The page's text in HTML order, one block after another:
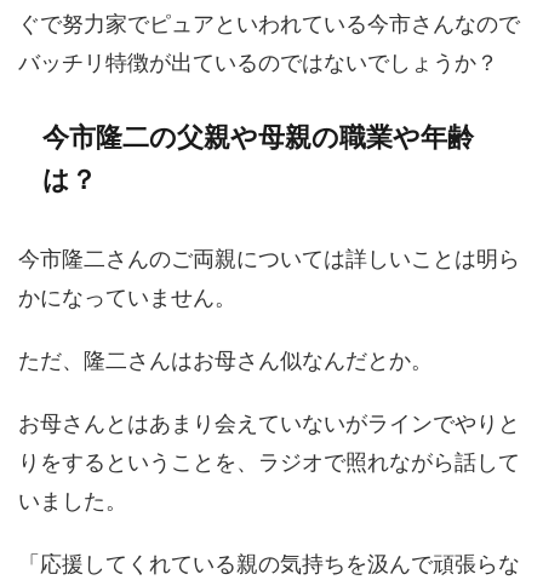
ぐで努力家でピュアといわれている今市さんなので
バッチリ特徴が出ているのではないでしょうか？
今市隆二の父親や母親の職業や年齢
は？
今市隆二さんのご両親については詳しいことは明ら
かになっていません。
ただ、隆二さんはお母さん似なんだとか。
お母さんとはあまり会えていないがラインでやりと
りをするということを、ラジオで照れながら話して
いました。
「応援してくれている親の気持ちを汲んで頑張らな